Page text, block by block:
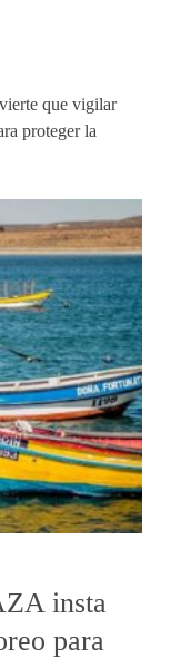
que vigilar
proteger la
insta
para